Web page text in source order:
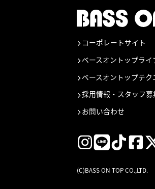
コーポレートサイト
ベースオントップラ
ベースオントップテク
採用情報・スタッフ募
お問い合わせ
(C)BASS ON TOP CO.,LTD.